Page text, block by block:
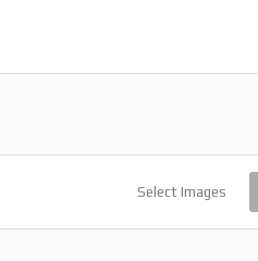
Select Images